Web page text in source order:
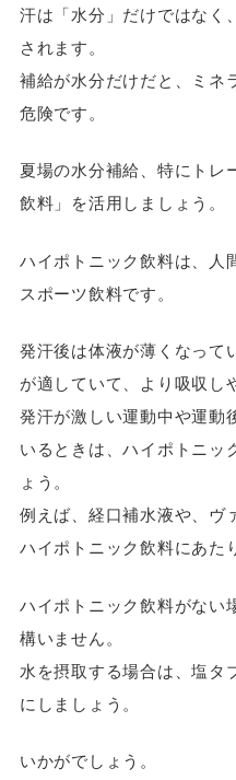
汗は「水分」だけではなく
されます。
補給が水分だけだと、ミネ
危険です。
夏場の水分補給、特にトレ
飲料」を活用しましょう。
ハイポトニック飲料は、人
スポーツ飲料です。
発汗後は体液が薄くなって
が適していて、より吸収し
発汗が激しい運動中や運動
いるときは、ハイポトニッ
ょう。
例えば、経口補水液や、ヴ
ハイポトニック飲料にあた
ハイポトニック飲料がない
構いません。
水を摂取する場合は、塩タ
にしましょう。
いかがでしょう。